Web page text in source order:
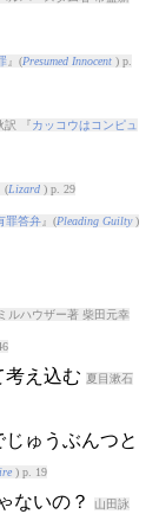
』(Presumed Innocent) p.
訳 『カッコウはコンピュ
(Lizard) p. 29
罪答弁』(Pleading Guilty)
ミルハウザー著 柴田元幸
考え込む 夏目漱石
じゅうぶんつと
) p. 19
ないの？ 山田詠